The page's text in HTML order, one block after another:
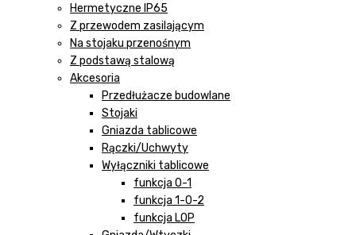
Hermetyczne IP65
Z przewodem zasilającym
Na stojaku przenośnym
Z podstawą stalową
Akcesoria
Przedłużacze budowlane
Stojaki
Gniazda tablicowe
Rączki/Uchwyty
Wyłączniki tablicowe
funkcja 0-1
funkcja 1-0-2
funkcja LOP